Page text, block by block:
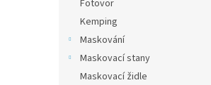
Fotovor
Kemping
Maskování
Maskovací stany
Maskovací židle